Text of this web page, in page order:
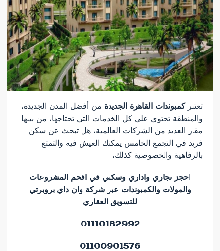
تعتبر كمبوندات القاهرة الجديدة من أفضل المدن الجديدة،
والمنطقة تحتوي على كل الخدمات التي تحتاجها، من بينها
مقار العديد من الشركات العالمية، هل تبحث عن سكن
فريد في التجمع الخامس يمكنك العيش فيه والتمتع
بالرفاهية والخصوصية كذلك.
حجز تجاري واداري وسكني في افخم المشروعات
والمولات والكمبوندات عبر شركة وان داي بروبرتي
للتسويق العقاري
01110182992
01100901576